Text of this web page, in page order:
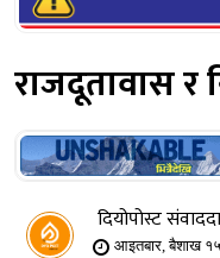
राजदूतावास र
दियोपोस्ट
आइतबार, बैशाख